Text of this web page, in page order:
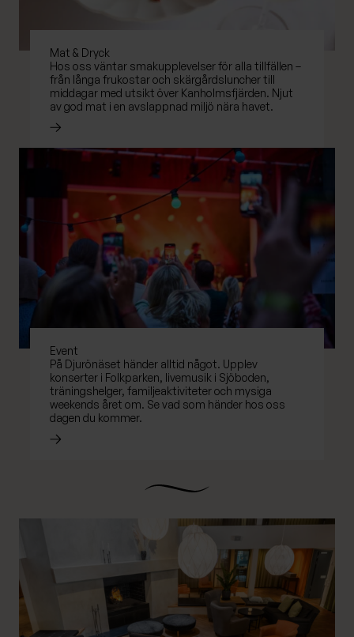
Mat & Dryck
Hos oss väntar smakupplevelser för alla tillfällen –
från långa frukostar och skärgårdsluncher till
middagar med utsikt över Kanholmsfjärden. Njut
av god mat i en avslappnad miljö nära havet.
Läs mer om
Event
På Djurönäset händer alltid något. Upplev
konserter i Folkparken, livemusik i Sjöboden,
träningshelger, familjeaktiviteter och mysiga
weekends året om. Se vad som händer hos oss
dagen du kommer.
Läs mer om